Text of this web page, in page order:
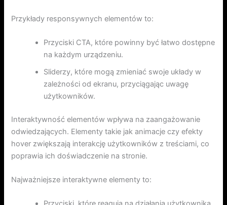
Przykłady responsywnych elementów to:
Przyciski CTA, które powinny być łatwo dostępne
na każdym urządzeniu.
Sliderzy, które mogą zmieniać swoje układy w
zależności od ekranu, przyciągając uwagę
użytkowników.
Interaktywność elementów wpływa na zaangażowanie
odwiedzających. Elementy takie jak animacje czy efekty
hover zwiększają interakcję użytkowników z treściami, co
poprawia ich doświadczenie na stronie.
Najważniejsze interaktywne elementy to: